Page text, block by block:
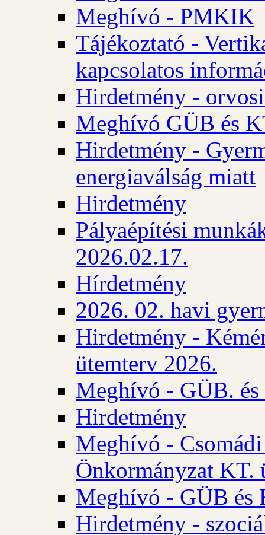
Meghívó - PMKIK
Tájékoztató -
kapcsolatos
Hirdetmény -
Meghívó GÜB és
Hirdetmény -
energiaválság miatt
Hirdetmény
Pályaépítési
2026.02.17.
Hírdetmény
2026. 02. havi
Hirdetmény -
ütemterv 2026.
Meghívó - GÜB.
Hirdetmény
Meghívó -
Önkormányzat KT.
Meghívó - GÜB és
Hirdetmény -